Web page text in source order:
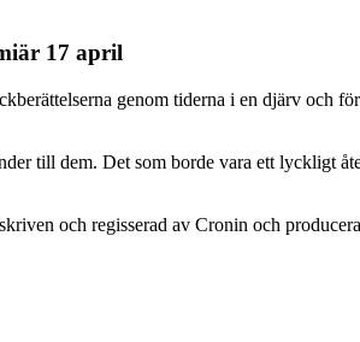
17 april
genom tiderna i en djärv
till dem. Det som borde vara ett lyckligt
och regisserad av Cronin och